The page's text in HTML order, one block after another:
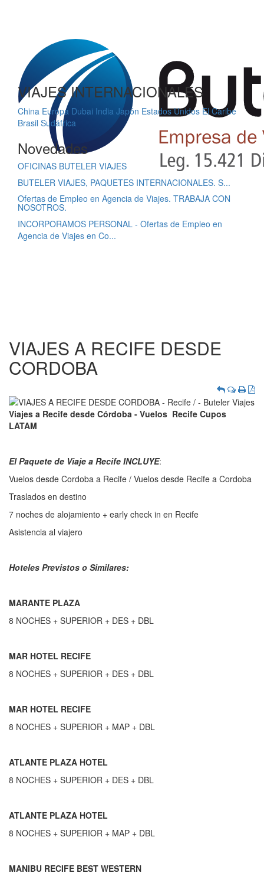
VIAJES INTERNACIONALES
China Europa Dubai India Japón Estados Unidos El Caribe
Brasil Sudáfrica
Novedades
OFICINAS BUTELER VIAJES
BUTELER VIAJES, PAQUETES INTERNACIONALES. S...
Ofertas de Empleo en Agencia de Viajes. TRABAJA CON
NOSOTROS.
INCORPORAMOS PERSONAL - Ofertas de Empleo en
Agencia de Viajes en Co...
VIAJES A RECIFE DESDE
CORDOBA
Viajes a Recife desde Córdoba - Vuelos Recife Cupos
LATAM
El Paquete de Viaje a Recife INCLUYE:
Vuelos desde Cordoba a Recife / Vuelos desde Recife a Cordoba
Traslados en destino
7 noches de alojamiento + early check in en Recife
Asistencia al viajero
Hoteles Previstos o Similares:
MARANTE PLAZA
8 NOCHES + SUPERIOR + DES + DBL
MAR HOTEL RECIFE
8 NOCHES + SUPERIOR + DES + DBL
MAR HOTEL RECIFE
8 NOCHES + SUPERIOR + MAP + DBL
ATLANTE PLAZA HOTEL
8 NOCHES + SUPERIOR + DES + DBL
ATLANTE PLAZA HOTEL
8 NOCHES + SUPERIOR + MAP + DBL
MANIBU RECIFE BEST WESTERN